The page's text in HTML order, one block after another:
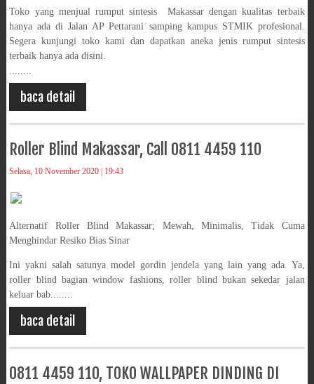
Toko yang menjual rumput sintesis Makassar dengan kualitas terbaik
hanya ada di Jalan AP Pettarani samping kampus STMIK profesional.
Segera kunjungi toko kami dan dapatkan aneka jenis rumput sintesis
terbaik hanya ada disini.
........
baca detail
Roller Blind Makassar, Call 0811 4459 110
Selasa, 10 November 2020 | 19:43
Alternatif Roller Blind Makassar; Mewah, Minimalis, Tidak Cuma
Menghindar Resiko Bias Sinar
Ini yakni salah satunya model gordin jendela yang lain yang ada. Ya,
roller blind bagian window fashions, roller blind bukan sekedar jalan
keluar bab........
baca detail
0811 4459 110, TOKO WALLPAPER DINDING DI